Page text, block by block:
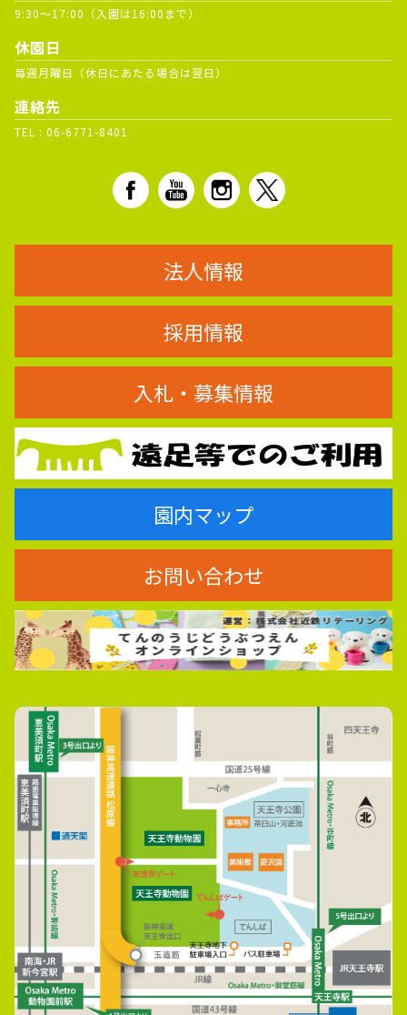
9:30～17:00（入園は16:00まで）
休園日
毎週月曜日（休日にあたる場合は翌日）
連絡先
TEL : 06-6771-8401
法人情報
採用情報
入札・募集情報
園内マップ
お問い合わせ